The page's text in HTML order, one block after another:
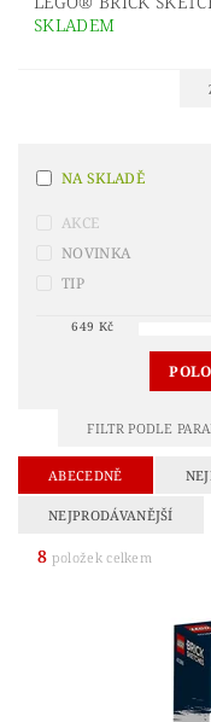
SKLADEM
NA SKLADĚ
AKCE
NOVINKA
TIP
649 Kč
FILTR PODLE
ABECEDNĚ
NEJPRODÁVANĚJŠÍ
8 položek celkem